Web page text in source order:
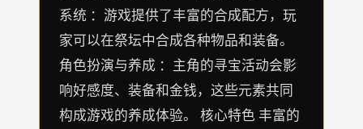
系统 ：游戏提供了丰富的合成配方，玩
家可以在祭坛中合成各种物品和装备。
角色扮演与养成 ：主角的寻宝活动会影
响好感度、装备和金钱，这些元素共同
构成游戏的养成体验。 核心特色 丰富的